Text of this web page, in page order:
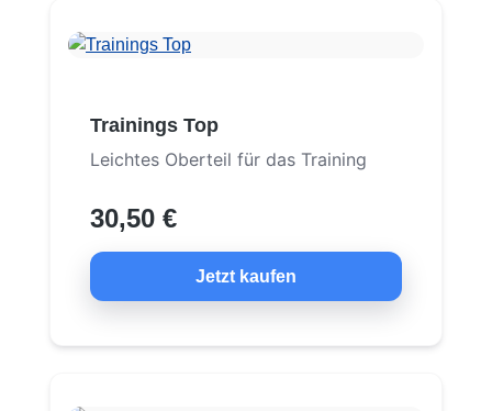
Trainings Top
Leichtes Oberteil für das Training
30,50 €
Jetzt kaufen